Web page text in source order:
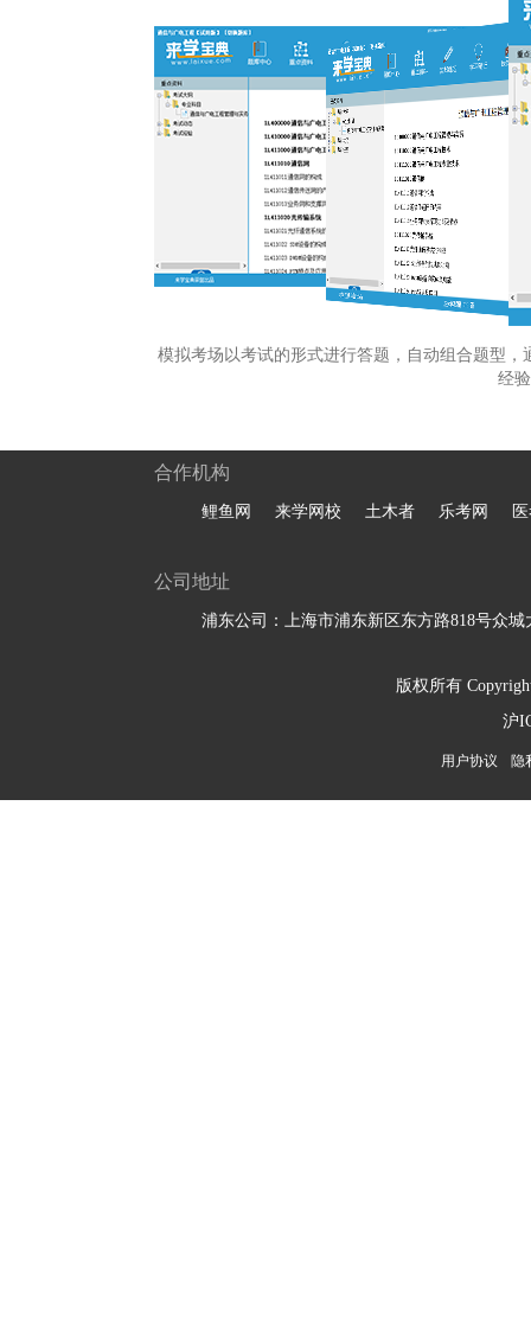
模拟考场以考试的形式进行答题，自动组合题型
经
合作机构
鲤鱼网 来学网校 土木者 乐考网
公司地址
浦东公司：上海市浦东新区东方路818号众城
版权所有
沪
用户协议 隐